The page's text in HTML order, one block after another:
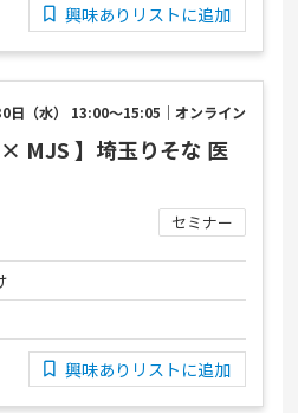
興味ありリストに追加
日（水） 13:00～15:05｜オンライン
× MJS 】埼玉りそな 医
セミナー
興味ありリストに追加